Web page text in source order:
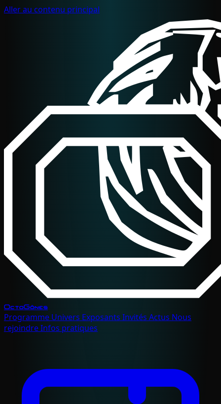
Aller au contenu principal
OctoGônes
Programme Univers Exposants Invités Actus Nous
rejoindreInfos pratiques